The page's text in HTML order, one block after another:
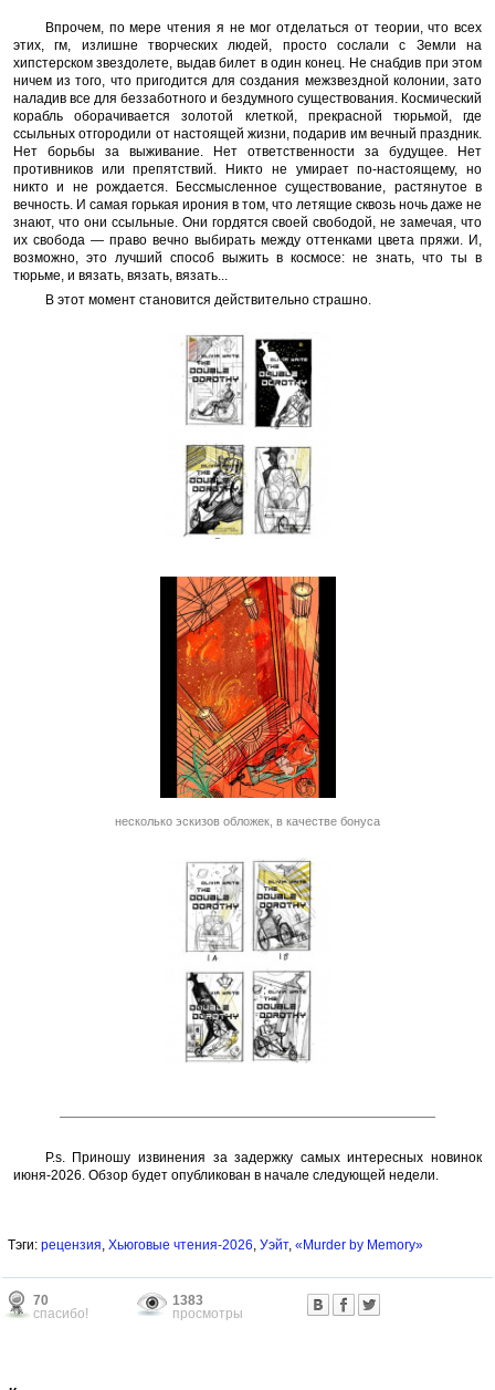
Впрочем, по мере чтения я не мог отделаться от теории, что всех
этих, гм, излишне творческих людей, просто сослали с Земли на
хипстерском звездолете, выдав билет в один конец. Не снабдив при этом
ничем из того, что пригодится для создания межзвездной колонии, зато
наладив все для беззаботного и бездумного существования. Космический
корабль оборачивается золотой клеткой, прекрасной тюрьмой, где
ссыльных отгородили от настоящей жизни, подарив им вечный праздник.
Нет борьбы за выживание. Нет ответственности за будущее. Нет
противников или препятствий. Никто не умирает по-настоящему, но
никто и не рождается. Бессмысленное существование, растянутое в
вечность. И самая горькая ирония в том, что летящие сквозь ночь даже не
знают, что они ссыльные. Они гордятся своей свободой, не замечая, что
их свобода — право вечно выбирать между оттенками цвета пряжи. И,
возможно, это лучший способ выжить в космосе: не знать, что ты в
тюрьме, и вязать, вязать, вязать...
В этот момент становится действительно страшно.
несколько эскизов обложек, в качестве бонуса
P.s. Приношу извинения за задержку самых интересных новинок
июня-2026. Обзор будет опубликован в начале следующей недели.
Тэги: рецензия, Хьюговые чтения-2026, Уэйт, «Murder by Memory»
70
спасибо!
1383
просмотры